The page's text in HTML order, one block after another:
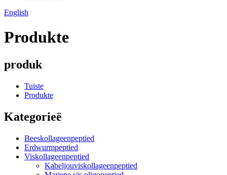
English
Produkte
produk
Tuiste
Produkte
Kategorieë
Beeskollageenpeptied
Erdwurmpeptied
Viskollageenpeptied
Kabeljouviskollageenpeptied